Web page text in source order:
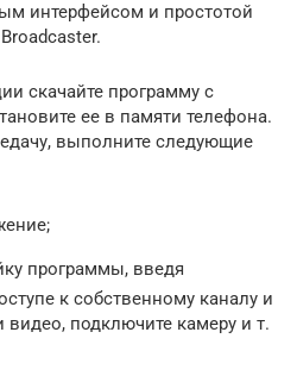
интерфейсом и простотой
скачайте программу с
ее в памяти телефона.
выполните следующие
программы, введя
к собственному каналу и
видео, подключите камеру и т.